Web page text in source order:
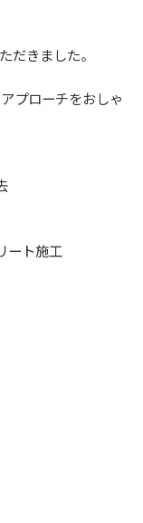
だきました。
プローチをおしゃ
ート施工